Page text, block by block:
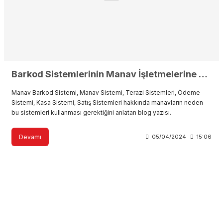
Barkod Sistemlerinin Manav İşletmelerine Faydaları
Manav Barkod Sistemi, Manav Sistemi, Terazi Sistemleri, Ödeme
Sistemi, Kasa Sistemi, Satış Sistemleri hakkında manavların neden
bu sistemleri kullanması gerektiğini anlatan blog yazısı.
Devamı 05/04/2024 15:06